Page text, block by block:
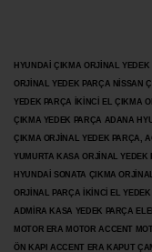
HYUNDAİ ÇIKMA ORJİNAL
ORJİNAL YEDEK PARÇA NİSSAN
YEDEK PARÇA İKİNCİ EL ÇIKMA
ÇIKMA YEDEK PARÇA ADANA
ÇIKMA ORJİNAL YEDEK PARÇA,
YUMURTA KASA ORJİNAL YEDEK
HYUNDAİ SONATA ÇIKMA
ORJİNAL PARÇA İKİNCİ EL
ADMİRA KASA YEDEK PARÇA
MOTOR ERA MOTOR ACCENT
ÖN KAPI ACCENT ERA KAPUT